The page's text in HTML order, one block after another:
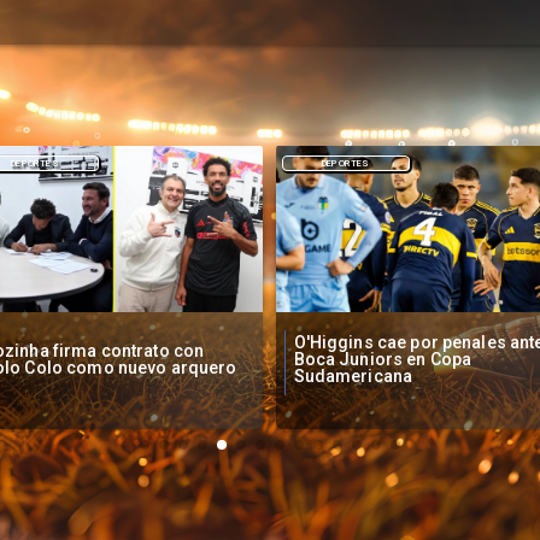
cae por penales ante
Juniors en Copa
DEPORTES
Operadores de apuestas
piden acelerar regulación en
Chile
NACIONAL